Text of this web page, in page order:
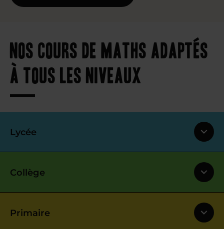
Nos cours de maths adaptés
à tous les niveaux
Lycée
Collège
Primaire